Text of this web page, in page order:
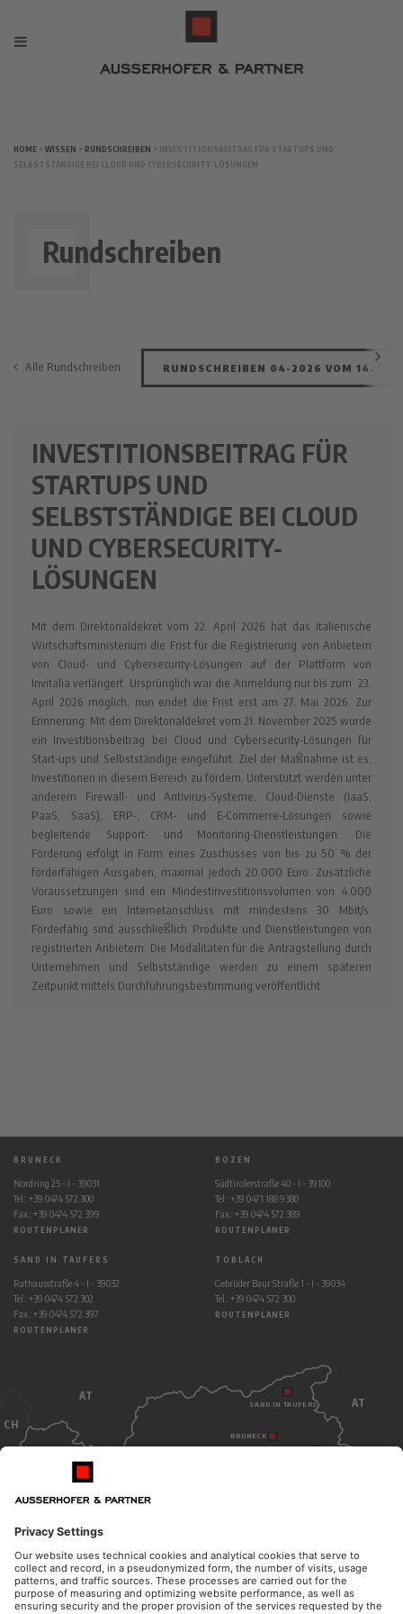
HOME > WISSEN > RUNDSCHREIBEN > INVESTITIONSBEITRAG FÜR STARTUPS UND
SELBSTSTÄNDIGE BEI CLOUD UND CYBERSECURITY-LÖSUNGEN
Rundschreiben
Alle Rundschreiben RUNDSCHREIBEN 04-2026 VOM
INVESTITIONSBEITRAG FÜR
STARTUPS UND
SELBSTSTÄNDIGE BEI CLOUD
UND CYBERSECURITY-
LÖSUNGEN
Mit dem Direktorialdekret vom 22. April 2026 hat das italienische
Wirtschaftsministerium die Frist für die Registrierung von Anbietern
von Cloud- und Cybersecurity-Lösungen auf der Plattform von
Invitalia verlängert. Ursprünglich war die Anmeldung nur bis zum 23.
April 2026 möglich, nun endet die Frist erst am 27. Mai 2026. Zur
Erinnerung: Mit dem Direktorialdekret vom 21. November 2025 wurde
ein Investitionsbeitrag bei Cloud und Cybersecurity-Lösungen für
Start-ups und Selbstständige eingeführt. Ziel der Maßnahme ist es,
Investitionen in diesem Bereich zu fördern. Unterstützt werden unter
anderem Firewall- und Antivirus-Systeme, Cloud-Dienste (IaaS,
PaaS, SaaS), ERP-, CRM- und E-Commerce-Lösungen sowie
begleitende Support- und Monitoring-Dienstleistungen. Die
Förderung erfolgt in Form eines Zuschusses von bis zu 50 % der
förderfähigen Ausgaben, maximal jedoch 20.000 Euro. Zusätzliche
Voraussetzungen sind ein Mindestinvestitionsvolumen von 4.000
Euro sowie ein Internetanschluss mit mindestens 30 Mbit/s.
Förderfähig sind ausschließlich Produkte und Dienstleistungen von
registrierten Anbietern. Die Modalitäten für die Antragstellung durch
Unternehmen und Selbstständige werden zu einem späteren
Zeitpunkt mittels Durchführungsbestimmung veröffentlicht.
BRUNECK
Nordring 25 - I - 39031
Tel.: +39 0474 572 300
Fax.: +39 0474 572 399
ROUTENPLANER
BOZEN
Südtirolerstraße 40 - I - 39100
Tel.: +39 0471 188 9380
Fax.: +39 0474 572 389
ROUTENPLANER
SAND IN TAUFERS
Rathausstraße 4 - I - 39032
Tel.: +39 0474 572 302
Fax.: +39 0474 572 397
ROUTENPLANER
TOBLACH
Gebrüder Baur Straße 1 - I - 39034
Tel.: +39 0474 572 300
ROUTENPLANER
AT
AT
CH
ITALY
BRUNECK
SAND IN TAUFERS